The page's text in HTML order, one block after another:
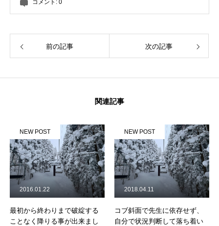
コメント: 0
前の記事 次の記事
関連記事
NEW POST
最初から終わりまで破綻する
ことなく降りる事が出来まし
2016.01.22
NEW POST
コブ斜面で先生に依存せず、
自分で状況判断して落ち着い
2018.04.11